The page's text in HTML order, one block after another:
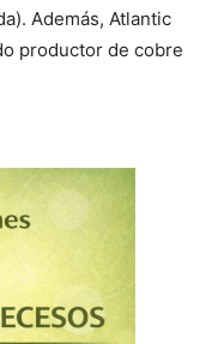
Además, Atlantic
productor de cobre